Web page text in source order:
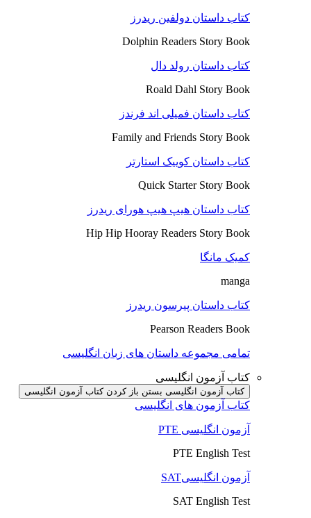
کتاب داستان دولفین ریدرز
Dolphin Readers Story Book
کتاب داستان رولد دال
Roald Dahl Story Book
کتاب داستان فمیلی اند فرندز
Family and Friends Story Book
کتاب داستان کوییک استارتر
Quick Starter Story Book
کتاب داستان هیپ هیپ هورای ریدرز
Hip Hip Hooray Readers Story Book
کمیک مانگا
manga
کتاب داستان پیرسون ریدرز
Pearson Readers Book
تمامی مجموعه داستان های زبان انگلیسی
کتاب آزمون انگلیسی
کتاب آزمون انگلیسی بستن باز کردن کتاب آزمون انگلیسی
کتاب آزمون های انگلیسی
آزمون انگلیسی PTE
PTE English Test
آزمون انگلیسیSAT
SAT English Test